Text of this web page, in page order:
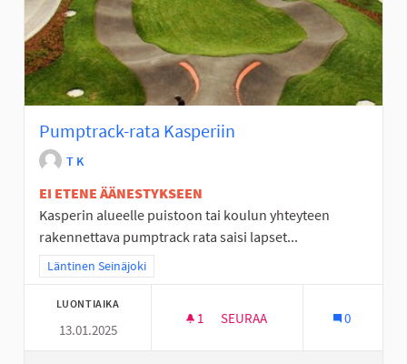
Pumptrack-rata Kasperiin
T K
EI ETENE ÄÄNESTYKSEEN
Kasperin alueelle puistoon tai koulun yhteyteen
rakennettava pumptrack rata saisi lapset...
Rajaa tulokset teeman mukaan: Läntinen Seinäjoki
Läntinen Seinäjoki
LUONTIAIKA
13.01.2025
1 1 SEURAAJA
SEURAA 0